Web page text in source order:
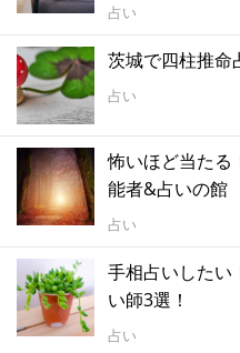
占い
茨城で四柱推命
占い
怖いほど当たる
能者&占いの館
占い
手相占いしたい
い師3選！
占い